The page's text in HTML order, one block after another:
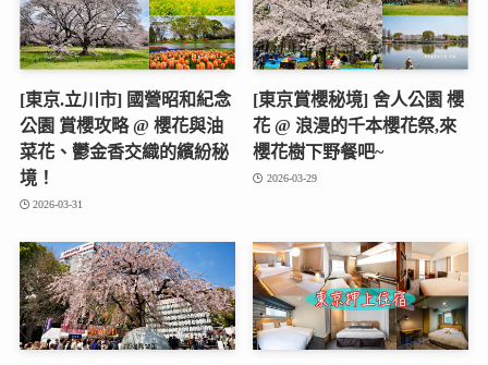
[東京.立川市] 國營昭和紀念
公園 賞櫻攻略 @ 櫻花與油
菜花、鬱金香交織的繽紛秘
境！
2026-03-31
[東京賞櫻秘境] 舍人公園 櫻
花 @ 浪漫的千本櫻花祭,來
櫻花樹下野餐吧~
2026-03-29